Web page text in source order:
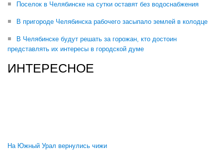
Поселок в Челябинске на сутки оставят без водоснабжения
В пригороде Челябинска рабочего засыпало землей в колодце
В Челябинске будут решать за горожан, кто достоин
представлять их интересы в городской думе
ИНТЕРЕСНОЕ
На Южный Урал вернулись чижи